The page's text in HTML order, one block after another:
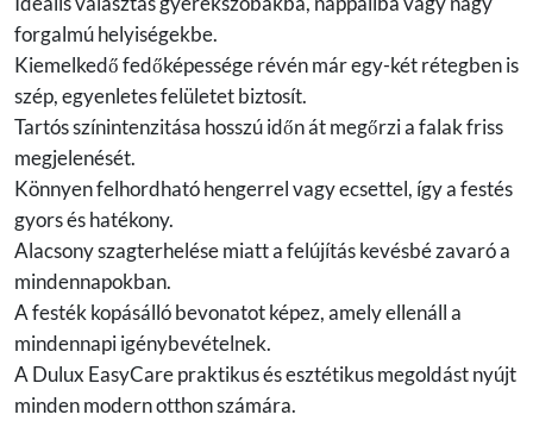
forgalmú helyiségekbe.
Kiemelkedő fedőképessége révén már egy-két rétegben is
szép, egyenletes felületet biztosít.
Tartós színintenzitása hosszú időn át megőrzi a falak friss
megjelenését.
Könnyen felhordható hengerrel vagy ecsettel, így a festés
gyors és hatékony.
Alacsony szagterhelése miatt a felújítás kevésbé zavaró a
mindennapokban.
A festék kopásálló bevonatot képez, amely ellenáll a
mindennapi igénybevételnek.
A Dulux EasyCare praktikus és esztétikus megoldást nyújt
minden modern otthon számára.